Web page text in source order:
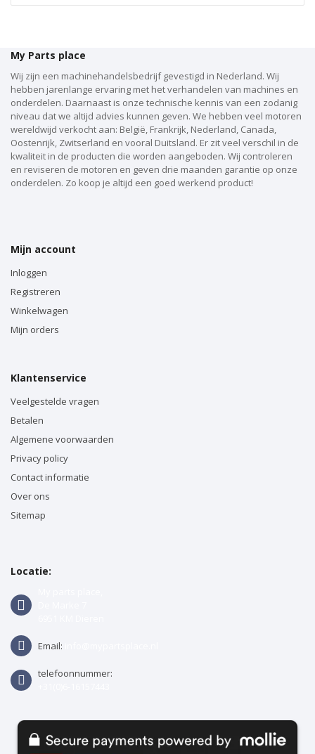
My Parts place
Wij zijn een machinehandelsbedrijf gevestigd in Nederland. Wij
hebben jarenlange ervaring met het verhandelen van machines en
onderdelen. Daarnaast is onze technische kennis van een zodanig
niveau dat we altijd advies kunnen geven. We hebben veel motoren
wereldwijd verkocht aan: België, Frankrijk, Nederland, Canada,
Oostenrijk, Zwitserland en vooral Duitsland. Er zit veel verschil in de
kwaliteit in de producten die worden aangeboden. Wij controleren
en reviseren de motoren en geven drie maanden garantie op onze
onderdelen. Zo koop je altijd een goed werkend product!
Mijn account
Inloggen
Registreren
Winkelwagen
Mijn orders
Klantenservice
Veelgestelde vragen
Betalen
Algemene voorwaarden
Privacy policy
Contact informatie
Over ons
Sitemap
Locatie:
Email:
telefoonnummer: